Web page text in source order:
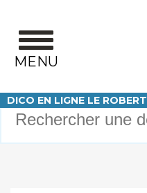
MENU
DICO EN LIGNE LE ROBERT
Votre recherche